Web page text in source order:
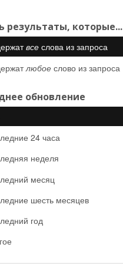
результаты, которые...
всеслова из запроса
любоеслово из запроса
обновление
24 часа
неделя
месяц
шесть месяцев
год